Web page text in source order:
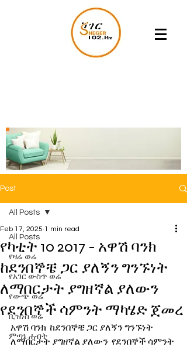
Post
All Posts
የዛሬ ወሬ
የአገር ውስጥ ወሬ
የውጭ ወሬ
ቢዝነስ ወሬ
ምጣኔ ሐብት
All Posts
የካቲት 10 2017 - አዋሽ ባንክ
ከደንበኞቼ ጋር ያለኝን ግንኙነት
ለማበርታት ያግዘኛል ያለውን
የደንበኞች ሳምንት ማካሄድ ጀመረ
Feb 17, 2025 1 min read
አዋሽ ባንክ  ከደንበኞቼ ጋር ያለኝን ግንኙነት
ለማበርታት ያግዘኛል ያለውን  የደንበኞች ሳምንት